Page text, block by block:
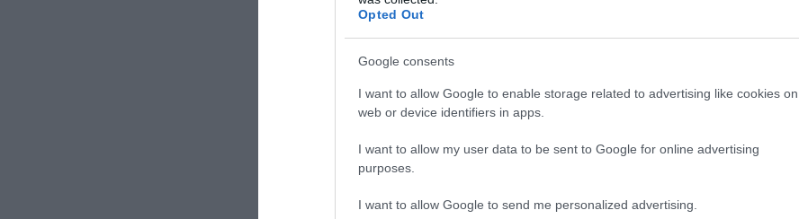
Opted Out
Google consents
I want to allow Google to enable storage related to advertising like cookies on
web or device identifiers in apps.
I want to allow my user data to be sent to Google for online advertising
purposes.
I want to allow Google to send me personalized advertising.
ΤΟΥΡΚΙΑ